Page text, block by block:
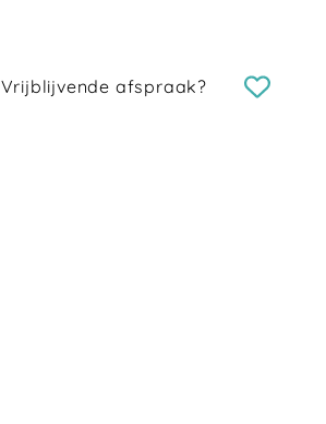
Vrijblijvende afspraak?